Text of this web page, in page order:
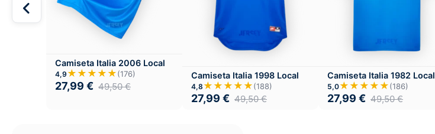
Camiseta Italia 2006 Local
4,9 ★★★★★(176)
27,99 € 49,50€
Camiseta Italia 1998 Local
4,8 ★★★★★(188)
27,99 € 49,50€
Camiseta Italia 1982 Local
5,0★★★★★(186)
27,99 € 49,50€